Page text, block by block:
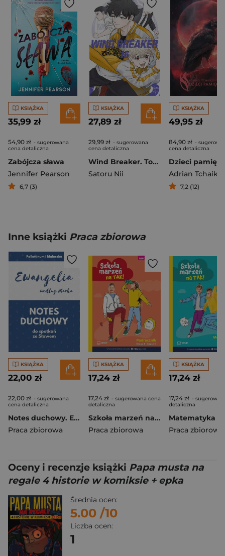
KSIĄŻKA
35,99 zł
54,90 zł - sugerowana
cena detaliczna
Zabójcza sława
Jennifer Pearson
6,7 (3)
KSIĄŻKA
27,89 zł
29,99 zł - sugerowana
cena detaliczna
Wind Breaker. Tom 15
Satoru Nii
KSIĄŻKA
49,95 zł
84,90 zł -
cena detaliczna
Dzieci pamięci
Adrian
7,2 (12)
Inne książki Praca zbiorowa
KSIĄŻKA
22,00 zł
22,00 zł - sugerowana
cena detaliczna
Notes duchowy. Ewangelia wg. Marka
Praca zbiorowa
KSIĄŻKA
17,24 zł
17,24 zł - sugerowana cena
detaliczna
Szkoła marzeń na TAK SP 1 podr. cz.1
Praca zbiorowa
KSIĄŻKA
17,24 zł
17,24 zł -
detaliczna
Praca zbiorowa
Oceny i recenzje książki Papa musta na
regale 4 historie w komiksie + epka
Średnia ocen:
5.00 /10
Liczba ocen:
1